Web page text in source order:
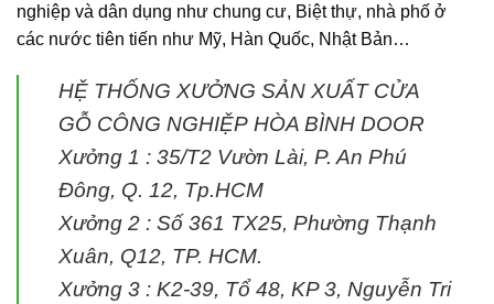
nghiệp và dân dụng như chung cư, Biệt thự, nhà phố ở
các nước tiên tiến như Mỹ, Hàn Quốc, Nhật Bản…
HỆ THỐNG XƯỞNG SẢN XUẤT CỬA
GỖ CÔNG NGHIỆP HÒA BÌNH DOOR
Xưởng 1 : 35/T2 Vườn Lài, P. An Phú
Đông, Q. 12, Tp.HCM
Xưởng 2 : Số 361 TX25, Phường Thạnh
Xuân, Q12, TP. HCM.
Xưởng 3 : K2-39, Tổ 48, KP 3, Nguyễn Tri